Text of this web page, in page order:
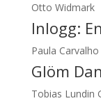
Otto Widmark
Inlogg:
Paula
Glöm
Tobias Lundin